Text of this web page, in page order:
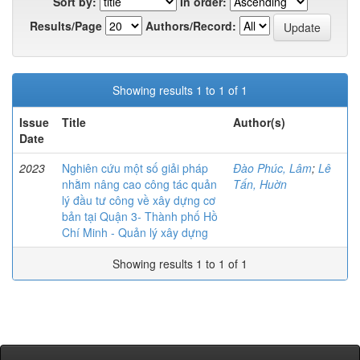
Results/Page
Authors/Record:
Showing results 1 to 1 of 1
Issue
Date
Title Author(s)
2023
Nghiên cứu một số giải pháp
nhằm nâng cao công tác quản
lý đầu tư công về xây dựng cơ
bản tại Quận 3- Thành phố Hồ
Chí Minh - Quản lý xây dựng
Đào Phúc, Lâm; Lê
Tấn, Huờn
Showing results 1 to 1 of 1